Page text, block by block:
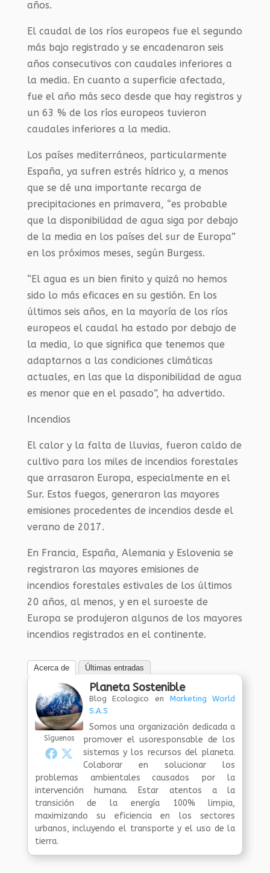
años.
El caudal de los ríos europeos fue el segundo
más bajo registrado y se encadenaron seis
años consecutivos con caudales inferiores a
la media. En cuanto a superficie afectada,
fue el año más seco desde que hay registros y
un 63 % de los ríos europeos tuvieron
caudales inferiores a la media.
Los países mediterráneos, particularmente
España, ya sufren estrés hídrico y, a menos
que se dé una importante recarga de
precipitaciones en primavera, “es probable
que la disponibilidad de agua siga por debajo
de la media en los países del sur de Europa”
en los próximos meses, según Burgess.
“El agua es un bien finito y quizá no hemos
sido lo más eficaces en su gestión. En los
últimos seis años, en la mayoría de los ríos
europeos el caudal ha estado por debajo de
la media, lo que significa que tenemos que
adaptarnos a las condiciones climáticas
actuales, en las que la disponibilidad de agua
es menor que en el pasado”, ha advertido.
Incendios
El calor y la falta de lluvias, fueron caldo de
cultivo para los miles de incendios forestales
que arrasaron Europa, especialmente en el
Sur. Estos fuegos, generaron las mayores
emisiones procedentes de incendios desde el
verano de 2017.
En Francia, España, Alemania y Eslovenia se
registraron las mayores emisiones de
incendios forestales estivales de los últimos
20 años, al menos, y en el suroeste de
Europa se produjeron algunos de los mayores
incendios registrados en el continente.
Acerca de Últimas entradas
Síguenos
Planeta Sostenible
Blog Ecologico en Marketing World
S.A.S
Somos una organización dedicada a
promover el usoresponsable de los
sistemas y los recursos del planeta.
Colaborar en solucionar los
problemas ambientales causados por la
intervención humana. Estar atentos a la
transición de la energía 100% limpia,
maximizando su eficiencia en los sectores
urbanos, incluyendo el transporte y el uso de la
tierra.